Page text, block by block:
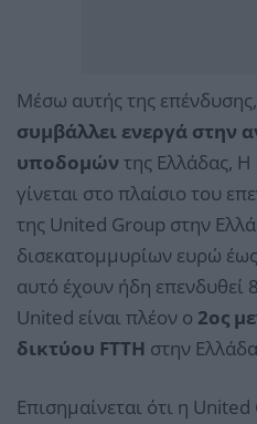
Μέσω αυτής της επένδυσης,
συμβάλλει ενεργά στην
υποδομών της Ελλάδας,
γίνεται στο πλαίσιο του
της United Group στην
δισεκατομμυρίων ευρώ
αυτό έχουν ήδη επενδυθεί
United είναι πλέον ο 2ος
δικτύου FTTH στην
Επισημαίνεται ότι η